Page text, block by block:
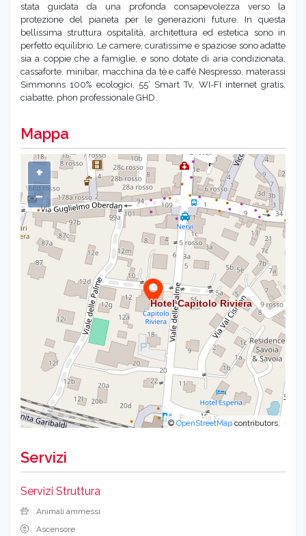
stata guidata da una profonda consapevolezza verso la
protezione del pianeta per le generazioni future. In questa
bellissima struttura ospitalità, architettura ed estetica sono in
perfetto equilibrio. Le camere, curatissime e spaziose sono adatte
sia a coppie che a famiglie, e sono dotate di aria condizionata,
cassaforte, minibar, macchina da tè e caffè Nespresso, materassi
Simmonns 100% ecologici, 55’ Smart Tv, WI-FI internet gratis,
ciabatte, phon professionale GHD.
Mappa
+
−
©OpenStreetMapcontributors.
Servizi
Servizi Struttura
Animali ammessi
Ascensore